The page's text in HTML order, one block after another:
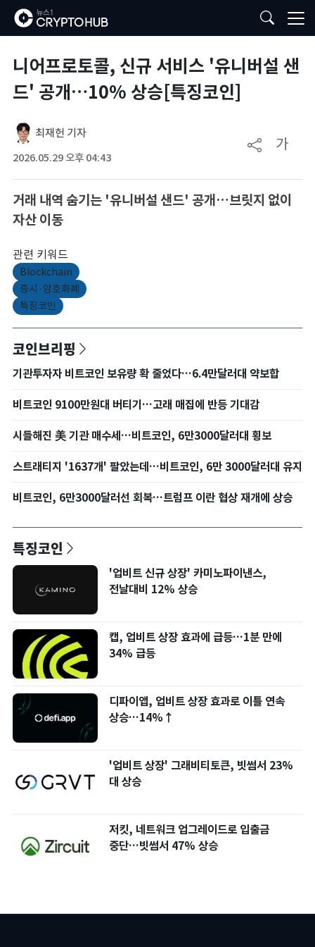
니어프로토콜, 신규 서비스 '유니버설 샌
드' 공개…10% 상승[특징코인]
최재헌 기자
2026.05.29 오후 04:43
가
거래 내역 숨기는 '유니버설 샌드' 공개…브릿지 없이
자산 이동
관련 키워드
Blockchain
증시·암호화폐
특징코인
코인브리핑
기관투자자 비트코인 보유량 확 줄었다…6.4만달러대 약보합
비트코인 9100만원대 버티기…고래 매집에 반등 기대감
시들해진 美 기관 매수세…비트코인, 6만3000달러대 횡보
스트래티지 '1637개' 팔았는데…비트코인, 6만 3000달러대 유지
비트코인, 6만3000달러선 회복…트럼프 이란 협상 재개에 상승
특징코인
'업비트 신규 상장' 카미노파이낸스,
전날대비 12% 상승
캡, 업비트 상장 효과에 급등…1분 만에
34% 급등
디파이앱, 업비트 상장 효과로 이틀 연속
상승…14%↑
'업비트 상장' 그래비티토큰, 빗썸서 23%
대 상승
저킷, 네트워크 업그레이드로 입출금
중단…빗썸서 47% 상승